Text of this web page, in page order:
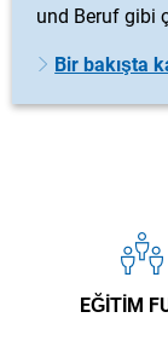
und Beruf gibi
Bir bakışta
EĞITIM